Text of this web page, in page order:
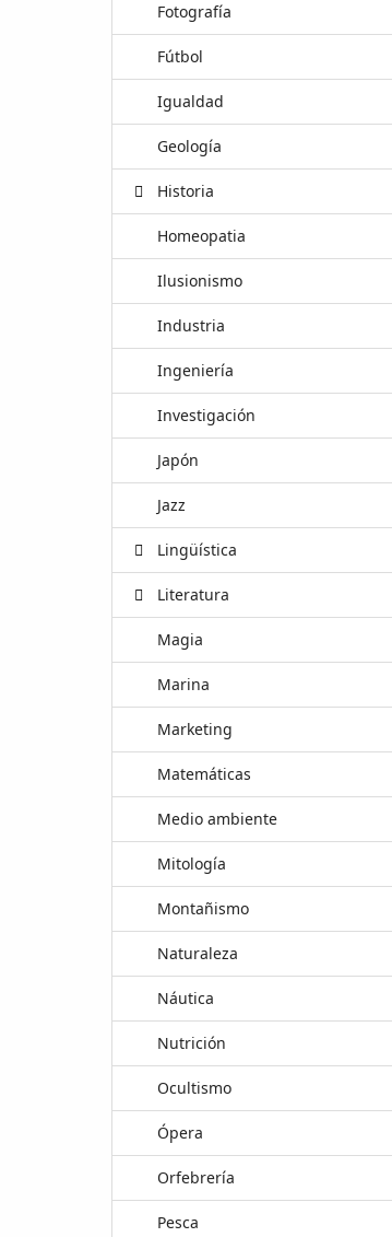
Fotografía
Fútbol
Igualdad
Geología
Historia
Homeopatia
Ilusionismo
Industria
Ingeniería
Investigación
Japón
Jazz
Lingüística
Literatura
Magia
Marina
Marketing
Matemáticas
Medio ambiente
Mitología
Montañismo
Naturaleza
Náutica
Nutrición
Ocultismo
Ópera
Orfebrería
Pesca